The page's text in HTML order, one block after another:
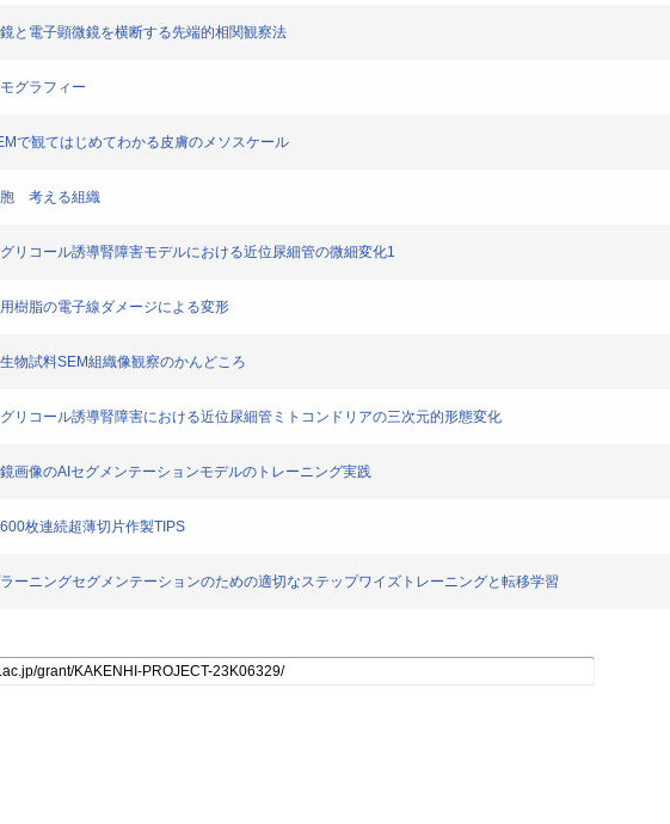
と電子顕微鏡を横断する先端的相関観察法
グラフィー
で観てはじめてわかる皮膚のメソスケール
胞 考える組織
リコール誘導腎障害モデルにおける近位尿細管の微細変化1
樹脂の電子線ダメージによる変形
物試料SEM組織像観察のかんどころ
リコール誘導腎障害における近位尿細管ミトコンドリアの三次元的形態変化
画像のAIセグメンテーションモデルのトレーニング実践
枚連続超薄切片作製TIPS
ーニングセグメンテーションのための適切なステップワイズトレーニングと転移学習